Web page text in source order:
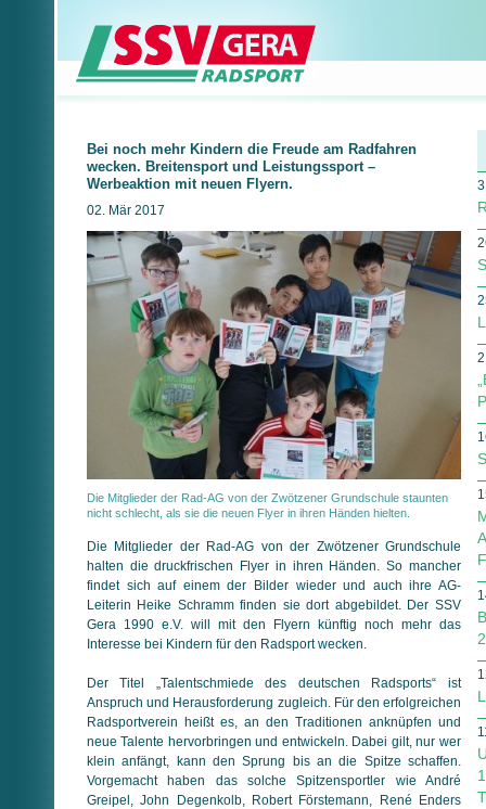
Bei noch mehr Kindern die Freude am Radfahren
wecken. Breitensport und Leistungssport –
Werbeaktion mit neuen Flyern.
02. Mär 2017
Die Mitglieder der Rad-AG von der Zwötzener Grundschule staunten
nicht schlecht, als sie die neuen Flyer in ihren Händen hielten.
Die Mitglieder der Rad-AG von der Zwötzener Grundschule
halten die druckfrischen Flyer in ihren Händen. So mancher
findet sich auf einem der Bilder wieder und auch ihre AG-
Leiterin Heike Schramm finden sie dort abgebildet. Der SSV
Gera 1990 e.V. will mit den Flyern künftig noch mehr das
Interesse bei Kindern für den Radsport wecken.
Der Titel „Talentschmiede des deutschen Radsports“ ist
Anspruch und Herausforderung zugleich. Für den erfolgreichen
Radsportverein heißt es, an den Traditionen anknüpfen und
neue Talente hervorbringen und entwickeln. Dabei gilt, nur wer
klein anfängt, kann den Sprung bis an die Spitze schaffen.
Vorgemacht haben das solche Spitzensportler wie André
Greipel, John Degenkolb, Robert Förstemann, René Enders